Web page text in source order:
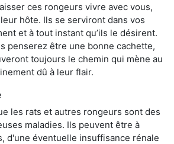
ces rongeurs vivre avec vous,
leur hôte. Ils se serviront dans vos
et à tout instant qu’ils le désirent.
penserez être une bonne cachette,
toujours le chemin qui mène au
dû à leur flair.
les rats et autres rongeurs sont des
maladies. Ils peuvent être à
d'une éventuelle insuffisance rénale